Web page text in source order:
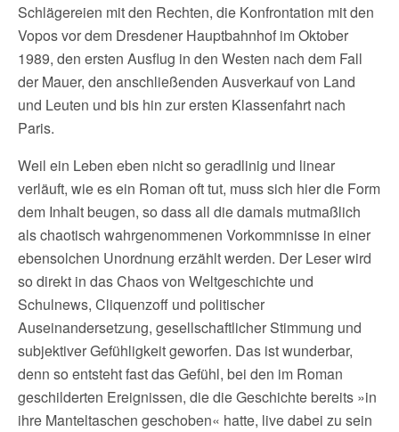
Schlägereien mit den Rechten, die Konfrontation mit den
Vopos vor dem Dresdener Hauptbahnhof im Oktober
1989, den ersten Ausflug in den Westen nach dem Fall
der Mauer, den anschließenden Ausverkauf von Land
und Leuten und bis hin zur ersten Klassenfahrt nach
Paris.
Weil ein Leben eben nicht so geradlinig und linear
verläuft, wie es ein Roman oft tut, muss sich hier die Form
dem Inhalt beugen, so dass all die damals mutmaßlich
als chaotisch wahrgenommenen Vorkommnisse in einer
ebensolchen Unordnung erzählt werden. Der Leser wird
so direkt in das Chaos von Weltgeschichte und
Schulnews, Cliquenzoff und politischer
Auseinandersetzung, gesellschaftlicher Stimmung und
subjektiver Gefühligkeit geworfen. Das ist wunderbar,
denn so entsteht fast das Gefühl, bei den im Roman
geschilderten Ereignissen, die die Geschichte bereits »in
ihre Manteltaschen geschoben« hatte, live dabei zu sein